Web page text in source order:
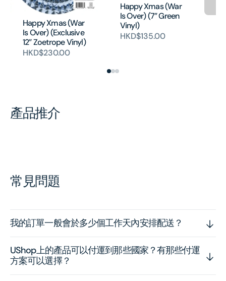
Happy Xmas (War
Is Over) (Exclusive
12” Zoetrope Vinyl)
HKD$230.00
Happy Xmas (War
Is Over) (7” Green
Vinyl)
HKD$135.00
產品推介
常見問題
我的訂單一般會於多少個工作天內安排配送？
UShop上的產品可以付運到那些國家？有那些付運
方案可以選擇？